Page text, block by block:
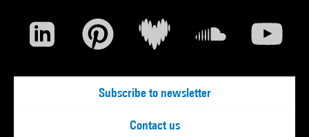
Subscribe to newsletter
Contact us